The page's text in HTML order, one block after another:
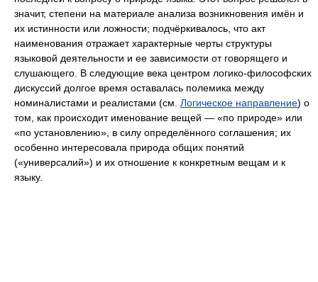
значит, степени на материале анализа возникновения имён и
их истинности или ложности; подчёркивалось, что акт
наименования отражает характерные черты структуры
языковой деятельности и ее зависимости от говорящего и
слушающего. В следующие века центром логико-философских
дискуссий долгое время оставалась полемика между
номиналистами и реалистами (см. Логическое направление) о
том, как происходит именование вещей — «по природе» или
«по установлению», в силу определённого соглашения; их
особенно интересовала природа общих понятий
(«универсалий») и их отношение к конкретным вещам и к
языку.